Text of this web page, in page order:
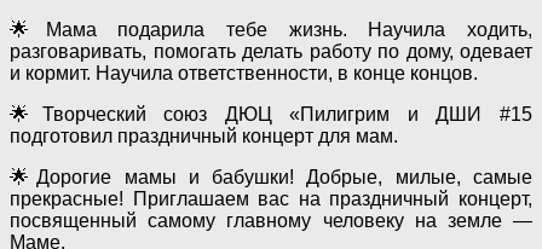
🌟Мама подарила тебе жизнь. Научила ходить,
разговаривать, помогать делать работу по дому, одевает
и кормит. Научила ответственности, в конце концов.
🌟Творческий союз ДЮЦ «Пилигрим и ДШИ #15
подготовил праздничный концерт для мам.
🌟Дорогие мамы и бабушки! Добрые, милые, самые
прекрасные! Приглашаем вас на праздничный концерт,
посвященный самому главному человеку на земле —
Маме.